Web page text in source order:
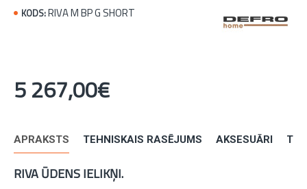
KODS:RIVA M BP G SHORT
5 267,00€
APRAKSTS TEHNISKAIS RASĒJUMS AKSESUĀRI
RIVA ŪDENS IELIKŅI.